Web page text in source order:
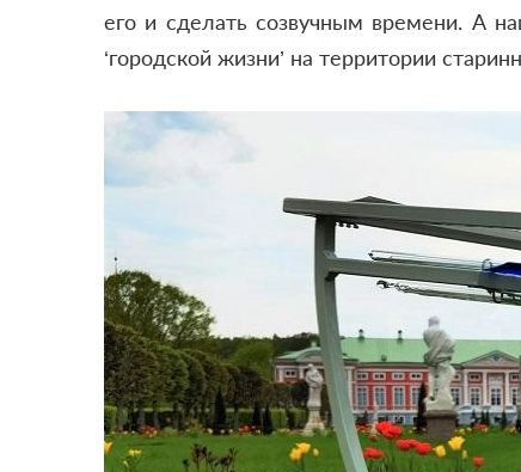
его и сделать созвучным времени. А
‘городской жизни’ на территории